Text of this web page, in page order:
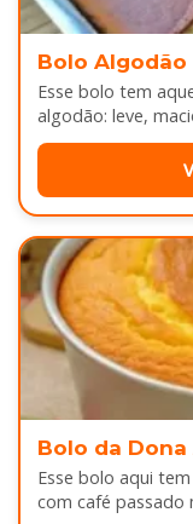
Bolo Algodão
Esse bolo tem
algodão: leve,
pra servir…
Bolo da Dona
Esse bolo aqui
com café passado